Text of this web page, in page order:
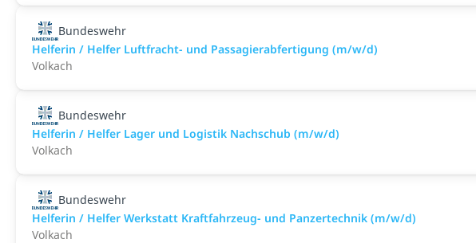
Bundeswehr
Helferin / Helfer Luftfracht- und Passagierabfertigung (m/w/d)
Volkach
Bundeswehr
Helferin / Helfer Lager und Logistik Nachschub (m/w/d)
Volkach
Bundeswehr
Helferin / Helfer Werkstatt Kraftfahrzeug- und Panzertechnik (m/w/d)
Volkach